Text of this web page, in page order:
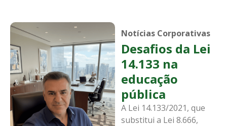
Notícias Corporativas
Desafios da Lei
14.133 na
educação
pública
A Lei 14.133/2021, que
substitui a Lei 8.666,